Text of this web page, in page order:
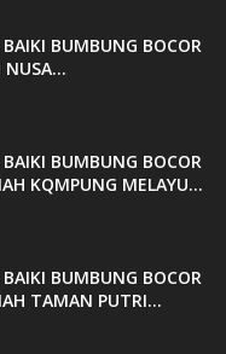
BUMBUNG BOCOR
NUSA...
BUMBUNG BOCOR
KQMPUNG MELAYU...
BUMBUNG BOCOR
TAMAN PUTRI...